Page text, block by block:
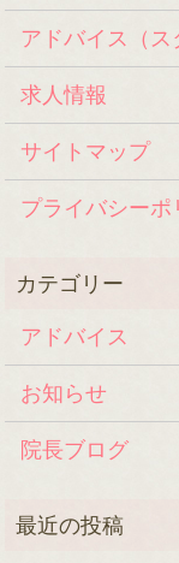
アドバイス（ス
求人情報
サイトマップ
プライバシーポ
アドバイス
お知らせ
院長ブログ